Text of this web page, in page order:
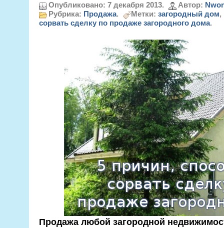
Опубликовано: 7 декабря 2013. Автор:
Рубрика: Продажа. Метки: загородный дом,
сорвать сделку по продаже загородного дома.
Продажа любой загородной